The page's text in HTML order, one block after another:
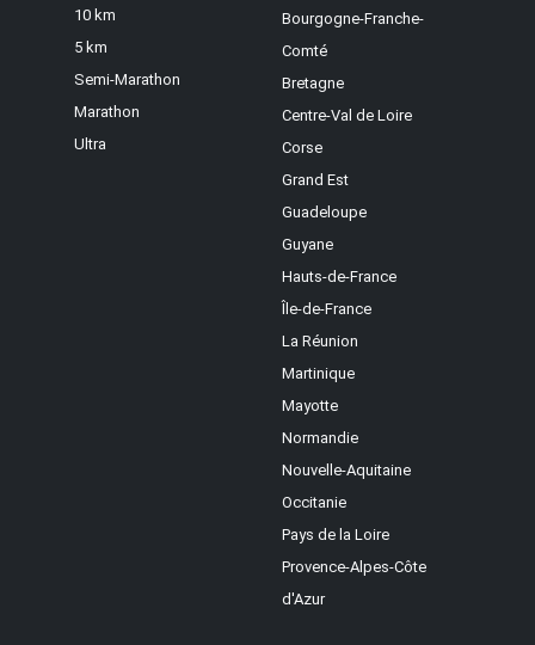
10 km
5 km
Semi-Marathon
Marathon
Ultra
Bourgogne-Franche-
Comté
Bretagne
Centre-Val de Loire
Corse
Grand Est
Guadeloupe
Guyane
Hauts-de-France
Île-de-France
La Réunion
Martinique
Mayotte
Normandie
Nouvelle-Aquitaine
Occitanie
Pays de la Loire
Provence-Alpes-Côte
d'Azur